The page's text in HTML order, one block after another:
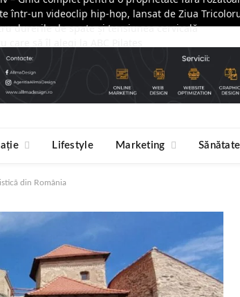
într-un videoclip hip-hop, lansat de Ziua
durerile de spate și tensiunea cervicală
Companiile Moderne și De Ce Este
Lifestyle Marketing Sănătate
din România